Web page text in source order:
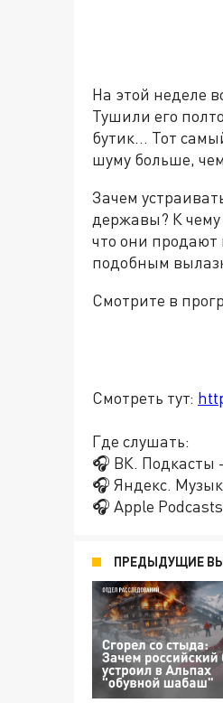
На этой неделе
Тушили его
бутик… Тот
шуму больше,
Зачем
державы? К чему
что они продают
подобным
Смотрите в
Смотреть тут:
Где слушать:
🎧 ВК. Подкасты
🎧 Яндекс.
🎧 Apple
ПРЕДЫДУЩИЕ